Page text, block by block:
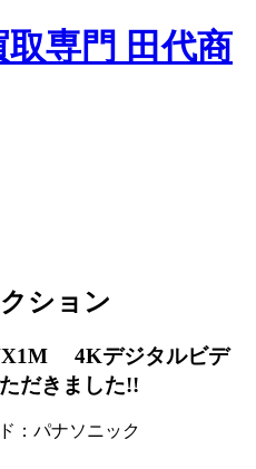
4Kデジタルビデ
だきました!!
：パナソニック